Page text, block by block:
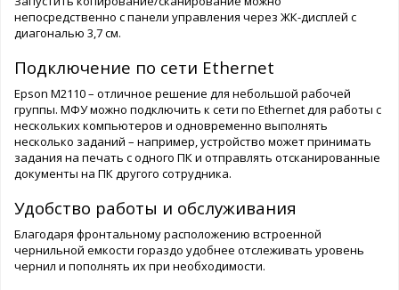
непосредственно с панели управления через ЖК-дисплей с
диагональю 3,7 см.
Подключение по сети Ethernet
Epson M2110 – отличное решение для небольшой рабочей
группы. МФУ можно подключить к сети по Ethernet для работы с
нескольких компьютеров и одновременно выполнять
несколько заданий – например, устройство может принимать
задания на печать с одного ПК и отправлять отсканированные
документы на ПК другого сотрудника.
Удобство работы и обслуживания
Благодаря фронтальному расположению встроенной
чернильной емкости гораздо удобнее отслеживать уровень
чернил и пополнять их при необходимости.